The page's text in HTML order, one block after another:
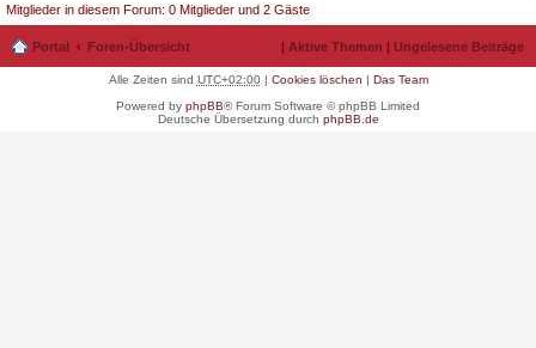
Mitglieder in diesem Forum: 0 Mitglieder und 2 Gäste
Portal Foren-Übersicht | Aktive Themen | Ungelesene Beiträge
Alle Zeiten sind UTC+02:00| Cookies löschen | Das Team
Powered by phpBB® Forum Software © phpBB Limited
Deutsche Übersetzung durch phpBB.de